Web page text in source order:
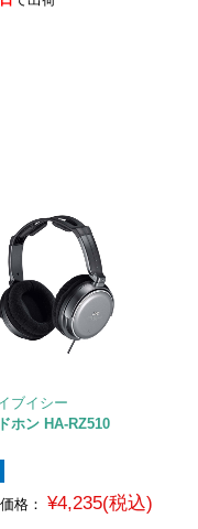
ブイシー
ホン HA-RZ510
格： ¥4,235(税込)